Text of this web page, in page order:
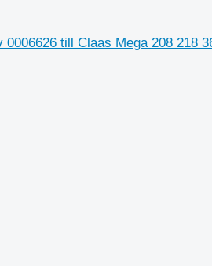
till Claas Mega 208 218